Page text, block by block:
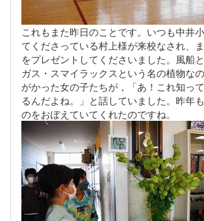
これもまた昨日のことです。いつも中井
てくださっている村上様が来校なされ、
をプレゼントしてくださいました。風船
ガス・スマイラックスという名の植物な
がかった女の子たちが，「あ！これ知っ
るんだよね。」と話していました。昨年
のをおぼえていてくれたのですね。